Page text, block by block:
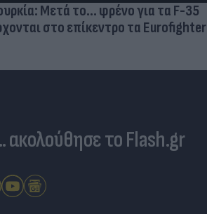
Μετά το... φρένο για τα F-35
στο επίκεντρο τα Eurofighter
ακολούθησε το Flash.gr